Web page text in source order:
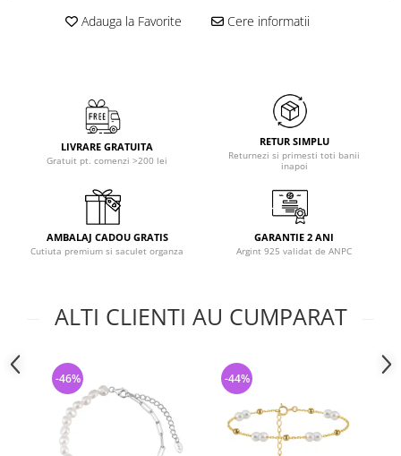
Adauga la Favorite Cere informatii
LIVRARE GRATUITA
Gratuit pt. comenzi >200 lei
RETUR SIMPLU
Returnezi si primesti toti banii
inapoi
AMBALAJ CADOU GRATIS
Cutiuta premium si saculet organza
GARANTIE 2 ANI
Argint 925 validat de ANPC
ALTI CLIENTI AU CUMPARAT
-46% -44%